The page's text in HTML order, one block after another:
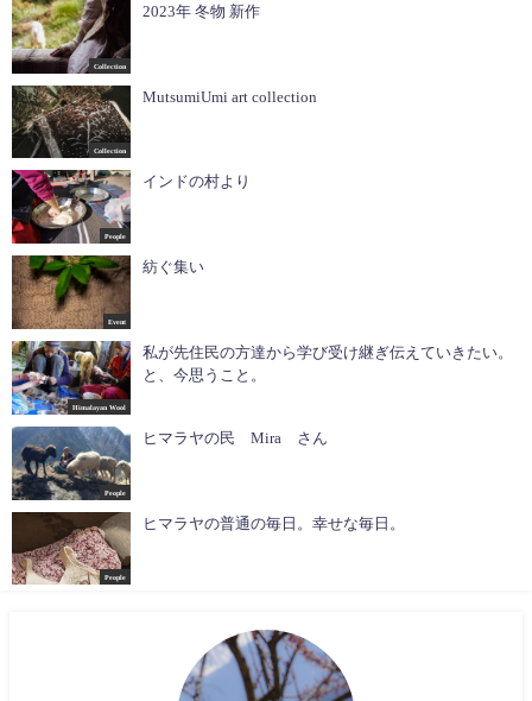
Collection
2023年 冬物 新作
Collection
MutsumiUmi art collection
People
インドの村より
Event
紡ぐ集い
Himalayan Wool
私が先住民の方達から学び受け継ぎ伝えていきたい。
と、今思うこと。
People
ヒマラヤの民 Mira さん
People
ヒマラヤの普通の毎日。幸せな毎日。